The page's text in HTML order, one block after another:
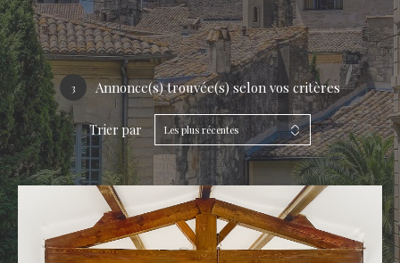
3 Annonce(s) trouvée(s) selon vos critères
Trier par Les plus récentes